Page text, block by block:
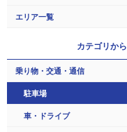
エリア一覧
カテゴリから
乗り物・交通・通信
駐車場
車・ドライブ